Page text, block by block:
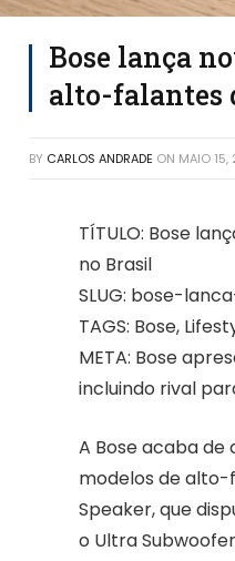
Bose lança
alto-falantes
BY CARLOS ANDRADE ON MAIO
TÍTULO: Bose
no Brasil
SLUG: bose-
TAGS: Bose,
META: Bose
incluindo rival
A Bose acaba de
modelos de alto-
Speaker, que
o Ultra